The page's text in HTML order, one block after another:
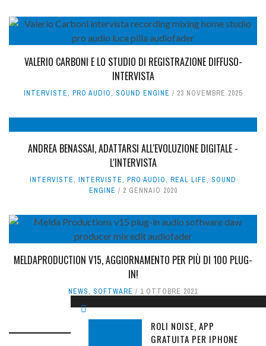
VALERIO CARBONI E LO STUDIO DI REGISTRAZIONE DIFFUSO-
INTERVISTA
INTERVISTE, PRO AUDIO, SOUND ENGINE 23 NOVEMBRE 2025
ANDREA BENASSAI, ADATTARSI ALL'EVOLUZIONE DIGITALE -
L'INTERVISTA
INTERVISTE, INTERVISTE, PRO AUDIO, REAL LIFE, SOUND
ENGINE
2 GENNAIO 2020
MELDAPRODUCTION V15, AGGIORNAMENTO PER PIÙ DI 100 PLUG-
IN!
NEWS, SOFTWARE 1 OTTOBRE 2021
ROLI NOISE, APP
GRATUITA PER IPHONE